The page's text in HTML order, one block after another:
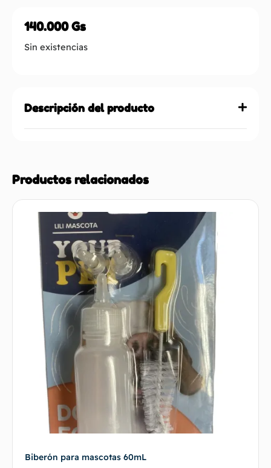
140.000Gs
Sin existencias
Descripción del producto
Productos relacionados
Biberón para mascotas 60mL